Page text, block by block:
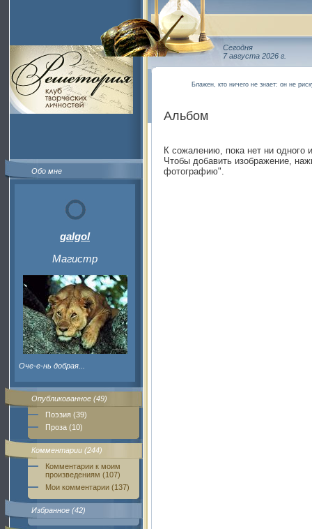
Обо мне
galgol
Магистр
Оче-е-нь добрая...
Опубликованное (49)
Поэзия (39)
Проза (10)
Комментарии (244)
Комментарии к моим
произведениям (107)
Мои комментарии (137)
Избранное (42)
Сегодня
7 августа 2026 г.
Блажен, кто ничего не знает: он не
Альбом
К сожалению, пока нет ни одного
Чтобы добавить изображение,
фотографию".